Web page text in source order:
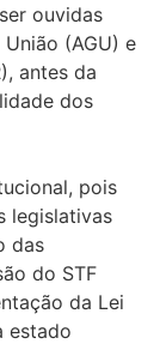
ouvidas
(AGU) e
antes da
dos
pois
legislativas
das
do STF
da Lei
estado